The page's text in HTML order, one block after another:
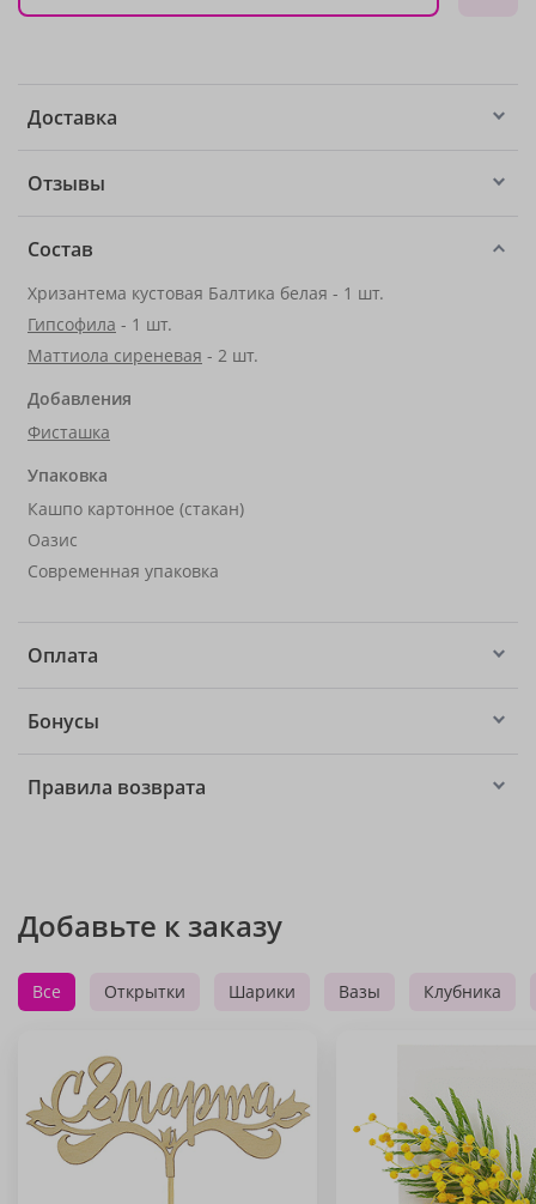
Доставка
Отзывы
Состав
Хризантема кустовая Балтика белая - 1 шт.
Гипсофила - 1 шт.
Маттиола сиреневая - 2 шт.
Добавления
Фисташка
Упаковка
Кашпо картонное (стакан)
Оазис
Современная упаковка
Оплата
Бонусы
Правила возврата
Добавьте к заказу
Все Открытки Шарики Вазы Клубника